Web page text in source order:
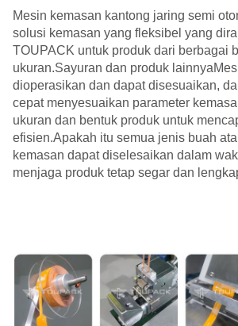
Mesin kemasan kantong jaring semi
solusi kemasan yang fleksibel yang
TOUPACK untuk produk dari berbagai
ukuran.Sayuran dan produk
dioperasikan dan dapat disesuaikan,
cepat menyesuaikan parameter
ukuran dan bentuk produk untuk
efisien.Apakah itu semua jenis buah
kemasan dapat diselesaikan dalam
menjaga produk tetap segar dan